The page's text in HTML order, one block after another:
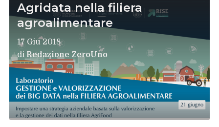
Agridata nella filiera
agroalimentare
17 Giu 2018
di Redazione ZeroUno